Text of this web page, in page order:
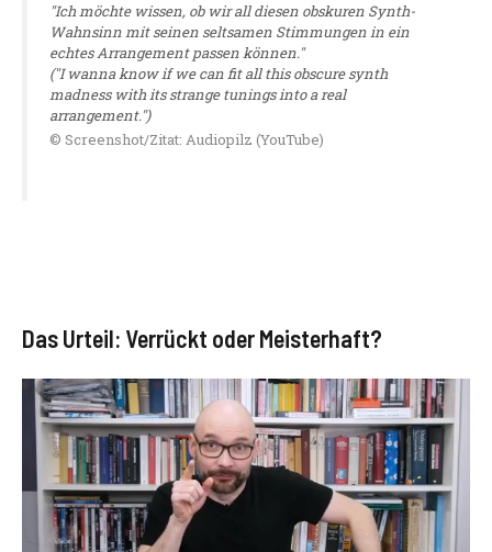
"Ich möchte wissen, ob wir all diesen obskuren Synth-
Wahnsinn mit seinen seltsamen Stimmungen in ein
echtes Arrangement passen können."
("I wanna know if we can fit all this obscure synth
madness with its strange tunings into a real
arrangement.")
© Screenshot/Zitat: Audiopilz (YouTube)
Das Urteil: Verrückt oder Meisterhaft?